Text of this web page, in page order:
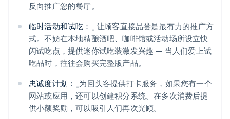
反向推广您的餐厅。
临时活动和试吃：
_ 让顾客直接品尝是最有力的推广方
式。不妨在本地精酿酒吧、咖啡馆或活动场所设立快
闪试吃点，提供迷你试吃装激发兴趣 — 当人们爱上试
吃品时，往往会购买完整版产品。
忠诚度计划：
_为回头客提供打卡服务，如果您有一个
网站或应用，还可以创建积分系统。在多次消费后提
供小额奖励，可以吸引人们再次光顾。